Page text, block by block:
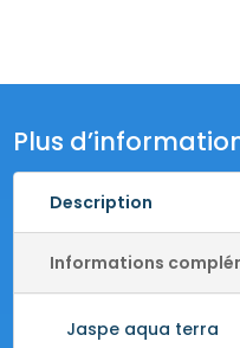
Plus
Description
Informations
Jaspe aqua terra